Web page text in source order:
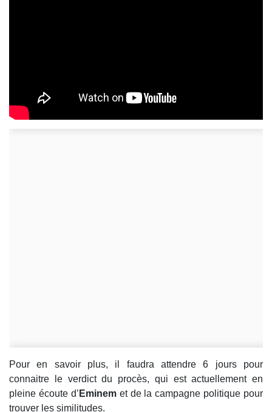
Pour en savoir plus, il faudra attendre 6 jours pour
connaitre le verdict du procès, qui est actuellement en
pleine écoute d’ Eminemet de la campagne politique pour
trouver les similitudes.